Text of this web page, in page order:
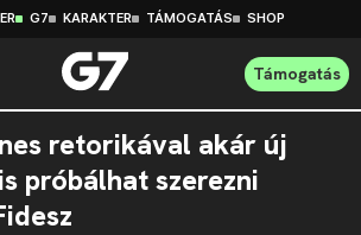
G7 KARAKTER TÁMOGATÁS SHOP
Támogatás
retorikával akár új
próbálhat szerezni